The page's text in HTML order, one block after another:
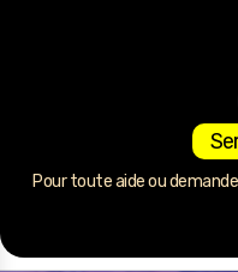
Pour toute aide ou